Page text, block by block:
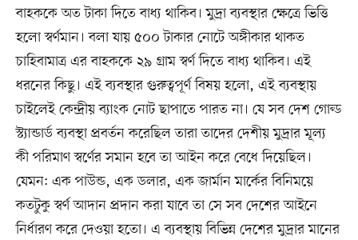
বাহককে অত টাকা দিতে বাধ্য থাকিব। মুদ্রা ব্যবস্থার ক্ষেত্রে ভিত্তি
হলো স্বর্ণমান। বলা যায় ৫০০ টাকার নোটে অঙ্গীকার থাকত
চাহিবামাত্র এর বাহককে ২৯ গ্রাম স্বর্ণ দিতে বাধ্য থাকিব। এই
ধরনের কিছু। এই ব্যবস্থার গুরুত্বপূর্ণ বিষয় হলো, এই ব্যবস্থায়
চাইলেই কেন্দ্রীয় ব্যাংক নোট ছাপাতে পারত না। যে সব দেশ গোল্ড
স্ট্যান্ডার্ড ব্যবস্থা প্রবর্তন করেছিল তারা তাদের দেশীয় মুদ্রার মূল্য
কী পরিমাণ স্বর্ণের সমান হবে তা আইন করে বেধে দিয়েছিল।
যেমন: এক পাউন্ড, এক ডলার, এক জার্মান মার্কের বিনিময়ে
কতটুকু স্বর্ণ আদান প্রদান করা যাবে তা সে সব দেশের আইনে
নির্ধারণ করে দেওয়া হতো। এ ব্যবস্থায় বিভিন্ন দেশের মুদ্রার মানের